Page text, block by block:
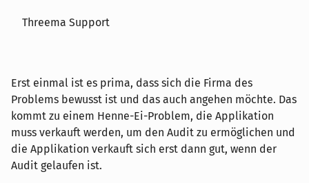
Threema Support
Erst einmal ist es prima, dass sich die Firma des
Problems bewusst ist und das auch angehen möchte. Das
kommt zu einem Henne-Ei-Problem, die Applikation
muss verkauft werden, um den Audit zu ermöglichen und
die Applikation verkauft sich erst dann gut, wenn der
Audit gelaufen ist.